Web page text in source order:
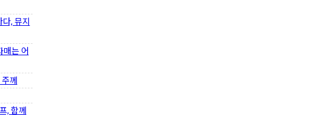
다, 뮤지
매는 어
께
, 함께